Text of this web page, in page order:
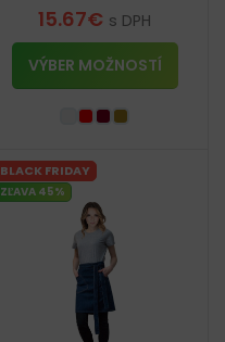
15.67€ s DPH
VÝBER MOŽNOSTÍ
BLACK FRIDAY
ZĽAVA 45%